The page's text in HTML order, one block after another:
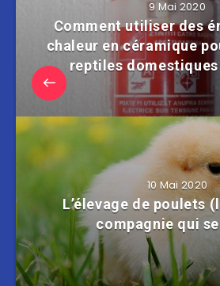
9 Mai 2020
Comment utiliser des
chaleur en céramique
reptiles domestiques
10 Mai 2020
L’élevage de poulets
compagnie qui